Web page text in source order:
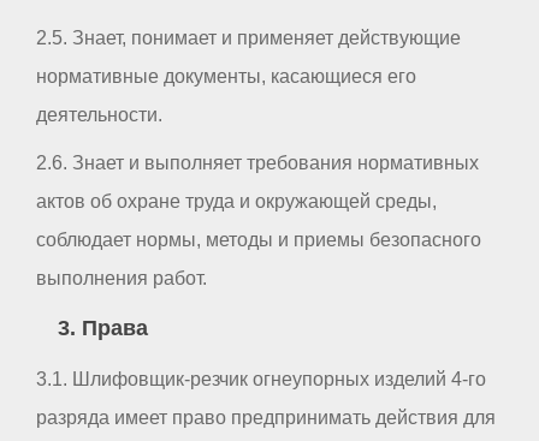
2.5. Знает, понимает и применяет действующие
нормативные документы, касающиеся его
деятельности.
2.6. Знает и выполняет требования нормативных
актов об охране труда и окружающей среды,
соблюдает нормы, методы и приемы безопасного
выполнения работ.
3. Права
3.1. Шлифовщик-резчик огнеупорных изделий 4-го
разряда имеет право предпринимать действия для